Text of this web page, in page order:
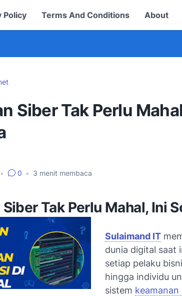
Policy Terms And Conditions About
Siber Tak Perlu
• 0 • 3 menit membaca
Tak Perlu Mahal, Ini
Sulaimand IT
dunia digital saat
setiap pelaku
hingga individu
sistem keamanan